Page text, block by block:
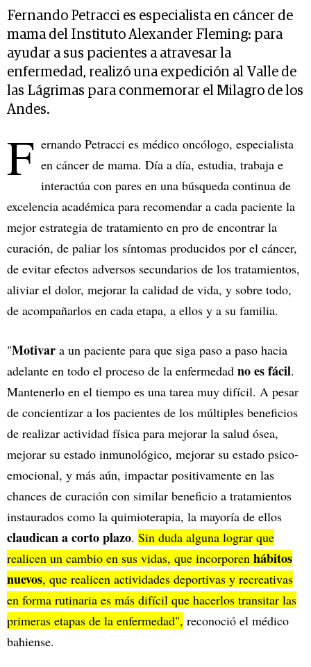
Fernando Petracci es especialista en cáncer de
mama del Instituto Alexander Fleming: para
ayudar a sus pacientes a atravesar la
enfermedad, realizó una expedición al Valle de
las Lágrimas para conmemorar el Milagro de los
Andes.
F ernando Petracci es médico oncólogo, especialista
en cáncer de mama. Día a día, estudia, trabaja e
interactúa con pares en una búsqueda continua de
excelencia académica para recomendar a cada paciente la
mejor estrategia de tratamiento en pro de encontrar la
curación, de paliar los síntomas producidos por el cáncer,
de evitar efectos adversos secundarios de los tratamientos,
aliviar el dolor, mejorar la calidad de vida, y sobre todo,
de acompañarlos en cada etapa, a ellos y a su familia.
"Motivar a un paciente para que siga paso a paso hacia
adelante en todo el proceso de la enfermedad no es fácil.
Mantenerlo en el tiempo es una tarea muy difícil. A pesar
de concientizar a los pacientes de los múltiples beneficios
de realizar actividad física para mejorar la salud ósea,
mejorar su estado inmunológico, mejorar su estado psico-
emocional, y más aún, impactar positivamente en las
chances de curación con similar beneficio a tratamientos
instaurados como la quimioterapia, la mayoría de ellos
claudican a corto plazo. Sin duda alguna lograr que
realicen un cambio en sus vidas, que incorporen hábitos
nuevos, que realicen actividades deportivas y recreativas
en forma rutinaria es más difícil que hacerlos transitar las
primeras etapas de la enfermedad", reconoció el médico
bahiense.